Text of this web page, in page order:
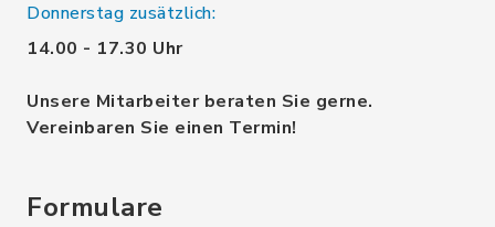
Donnerstag zusätzlich:
14.00 - 17.30 Uhr
Unsere Mitarbeiter beraten Sie gerne.
Vereinbaren Sie einen Termin!
Formulare